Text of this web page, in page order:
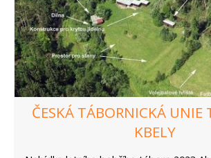
ČESKÁ TÁBORNICKÁ UNIE
KBELY